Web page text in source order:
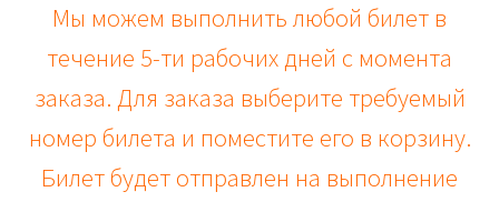
Мы можем выполнить любой билет в
течение 5-ти рабочих дней с момента
заказа. Для заказа выберите требуемый
номер билета и поместите его в корзину.
Билет будет отправлен на выполнение